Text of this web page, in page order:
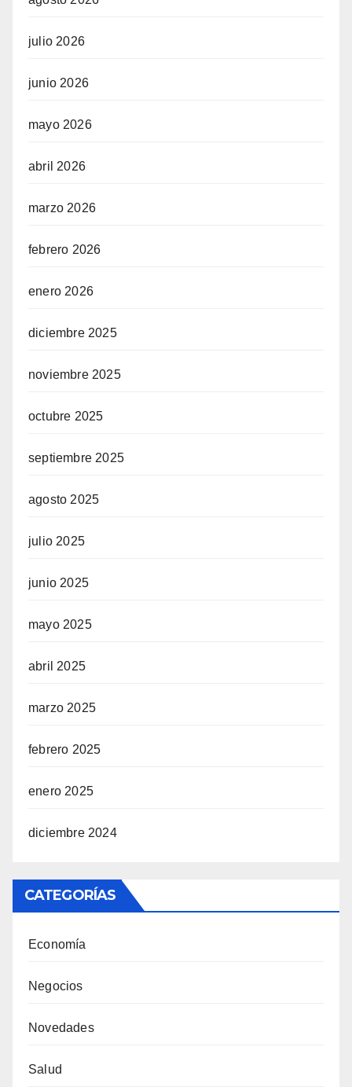
julio 2026
junio 2026
mayo 2026
abril 2026
marzo 2026
febrero 2026
enero 2026
diciembre 2025
noviembre 2025
octubre 2025
septiembre 2025
agosto 2025
julio 2025
junio 2025
mayo 2025
abril 2025
marzo 2025
febrero 2025
enero 2025
diciembre 2024
CATEGORÍAS
Economía
Negocios
Novedades
Salud